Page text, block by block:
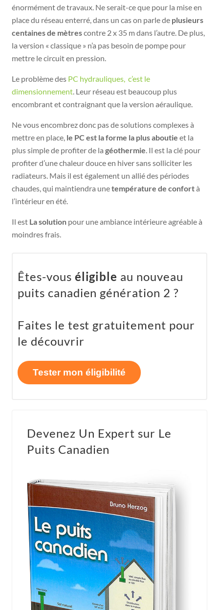
énormément de travaux. Ne serait-ce que pour la mise en
place du réseau enterré, dans un cas on parle de plusieurs
centaines de mètrescontre 2 x 35 m dans l’autre. De plus,
la version « classique » n’a pas besoin de pompe pour
mettre le circuit en pression.
Le problème des PC hydrauliques, c’est le
dimensionnement. Leur réseau est beaucoup plus
encombrant et contraignant que la version aéraulique.
Ne vous encombrez donc pas de solutions complexes à
mettre en place, le PC est la forme la plus aboutie et la
plus simple de profiter de la géothermie. Il est la clé pour
profiter d’une chaleur douce en hiver sans solliciter les
radiateurs. Mais il est également un allié des périodes
chaudes, qui maintiendra unetempérature de confortà
l’intérieur en été.
Il est La solution pour une ambiance intérieure agréable à
moindres frais.
Êtes-vous éligible au nouveau
puits canadien génération 2 ?
Faites le test gratuitement pour
le découvrir
Tester mon éligibilité
Devenez Un Expert sur Le
Puits Canadien